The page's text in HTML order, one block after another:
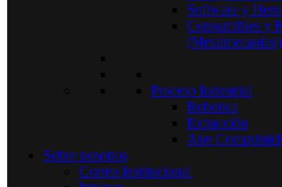
Software y
Consumibles y
(Metalmecanico)
Proceso Industrial
Robotica
Extracción
Aire
Sobre nosotros
Correo Institucional